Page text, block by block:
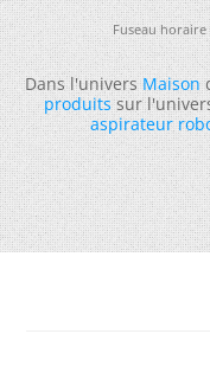
Fuseau
Dans l'universMaison
produitssur
aspirateur